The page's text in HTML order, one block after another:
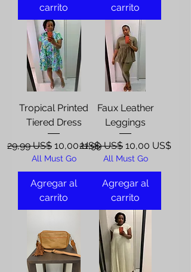
carrito
carrito
Tropical Printed
Tiered Dress
Precio
29,99 US$ Precio de oferta
10,00 US$
All Must Go
Agregar al
carrito
Faux Leather
Leggings
Precio
21,99 US$ Precio de oferta
10,00 US$
All Must Go
Agregar al
carrito